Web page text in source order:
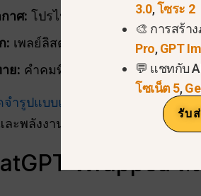
าศ: โปรไฟล์บุคลิกภาพของรูปแบบ
: เพลย์ลิสต์ 3 เพลงที่ถ่ายทอดบรร
ย: คำคมที่ฉลาดและทำนายอนาค
จำรูปแบบและการวิเคราะห์ความหม
ะพลังงานสูง.
Wrapped
3.0,โซระ 2
🎨 การสร้า
Pro,GPT
💬 แชทกับ
โซเน็ต 5,
รับ